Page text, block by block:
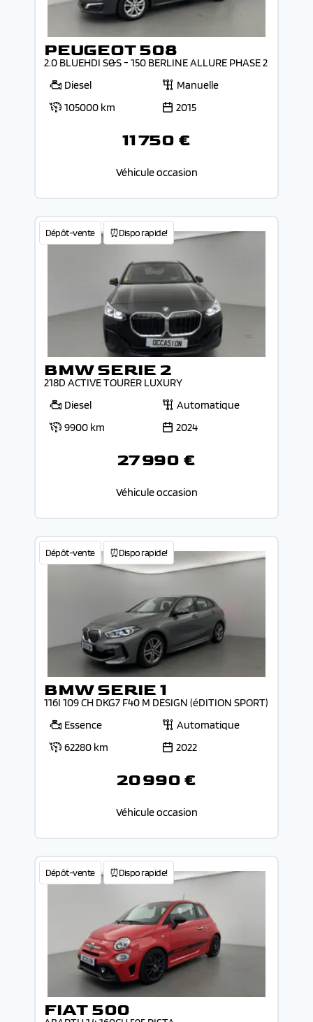
PEUGEOT 508
2.0 BLUEHDI S&S - 150 BERLINE ALLURE PHASE 2
Diesel
Manuelle
105000 km
2015
11 750 €
Véhicule occasion
Dépôt-vente ⏰Dispo rapide!
BMW SERIE 2
218D ACTIVE TOURER LUXURY
Diesel
Automatique
9900 km
2024
27 990 €
Véhicule occasion
Dépôt-vente ⏰Dispo rapide!
BMW SERIE 1
116I 109 CH DKG7 F40 M DESIGN (éDITION SPORT)
Essence
Automatique
62280 km
2022
20 990 €
Véhicule occasion
Dépôt-vente ⏰Dispo rapide!
FIAT 500